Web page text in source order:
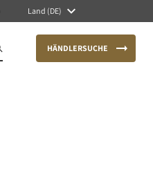
Land (DE)
HÄNDLERSUCHE